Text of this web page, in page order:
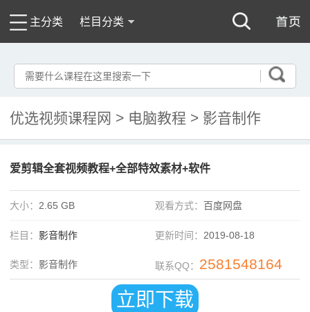
主分类 栏目分类
优选视频课程网 > 电脑教程 > 影音制作
爱剪辑全套视频教程+全部特效素材+软件
大小： 2.65 GB 观看方式： 百度网盘
栏目： 影音制作 更新时间： 2019-08-18
类型： 影音制作 联系QQ： 2581548164
立即下载